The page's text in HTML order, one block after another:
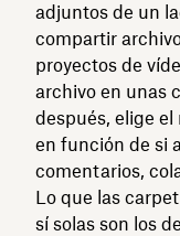
adjuntos de un
compartir
proyectos de
archivo en unas
después, elige
en función de si
comentarios,
Lo que las
sí solas son los